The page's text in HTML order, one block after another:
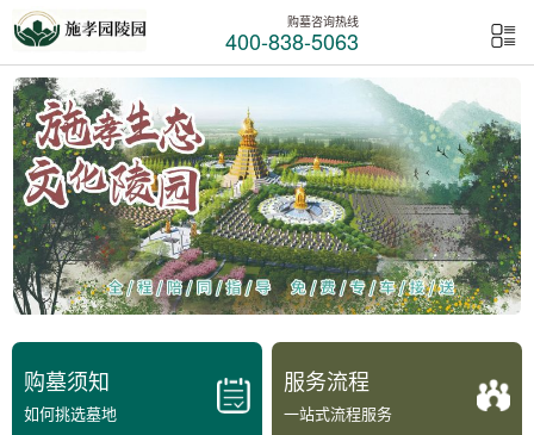
购墓咨询热线
400-838-5063
购墓须知
如何挑选墓地
服务流程
一站式流程服务